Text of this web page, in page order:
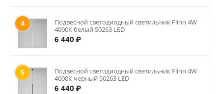
4
Подвесной светодиодный светильник Flinn 4W
4000К белый 50263 LED
6 440 ₽
5
Подвесной светодиодный светильник Flinn 4W
4000К черный 50263 LED
6 440 ₽